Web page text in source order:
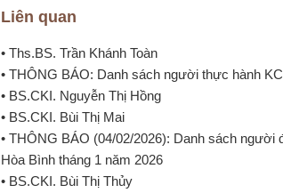
Liên quan
• Ths.BS. Trần Khánh Toàn
• THÔNG BÁO: Danh sách người thực hành
• BS.CKI. Nguyễn Thị Hồng
• BS.CKI. Bùi Thị Mai
• THÔNG BÁO (04/02/2026): Danh sách
Hòa Bình tháng 1 năm 2026
• BS.CKI. Bùi Thị Thủy